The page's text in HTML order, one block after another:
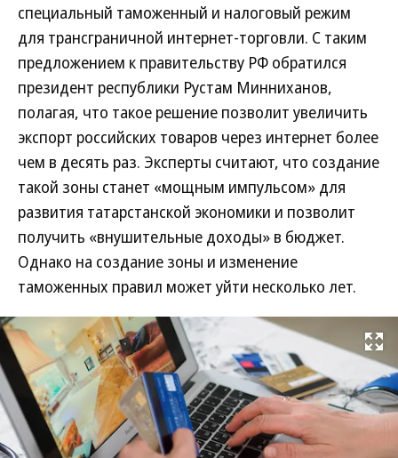
специальный таможенный и налоговый режим
для трансграничной интернет-торговли. С таким
предложением к правительству РФ обратился
президент республики Рустам Минниханов,
полагая, что такое решение позволит увеличить
экспорт российских товаров через интернет более
чем в десять раз. Эксперты считают, что создание
такой зоны станет «мощным импульсом» для
развития татарстанской экономики и позволит
получить «внушительные доходы» в бюджет.
Однако на создание зоны и изменение
таможенных правил может уйти несколько лет.
Развернуть